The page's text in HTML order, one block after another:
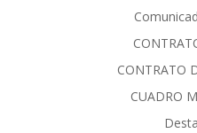
CONTRATO
CUADRO